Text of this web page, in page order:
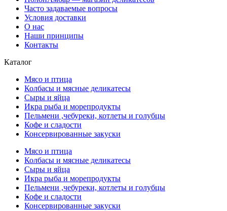
Часто задаваемые вопросы
Условия доставки
О нас
Наши принципы
Контакты
Каталог
Мясо и птица
Колбасы и мясные деликатесы
Сыры и яйца
Икра рыба и морепродукты
Пельмени ,чебуреки, котлеты и голубцы
Кофе и сладости
Консервированные закуски
Мясо и птица
Колбасы и мясные деликатесы
Сыры и яйца
Икра рыба и морепродукты
Пельмени ,чебуреки, котлеты и голубцы
Кофе и сладости
Консервированные закуски